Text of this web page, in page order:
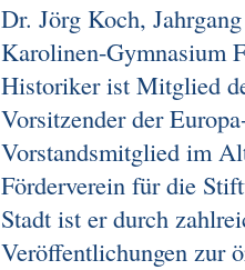
Dr. Jörg Koch,
Karolinen-Gymnasium
Historiker ist Mitglied
Vorsitzender der
Vorstandsmitglied im
Förderverein für die
Stadt ist er durch
Veröffentlichungen zur